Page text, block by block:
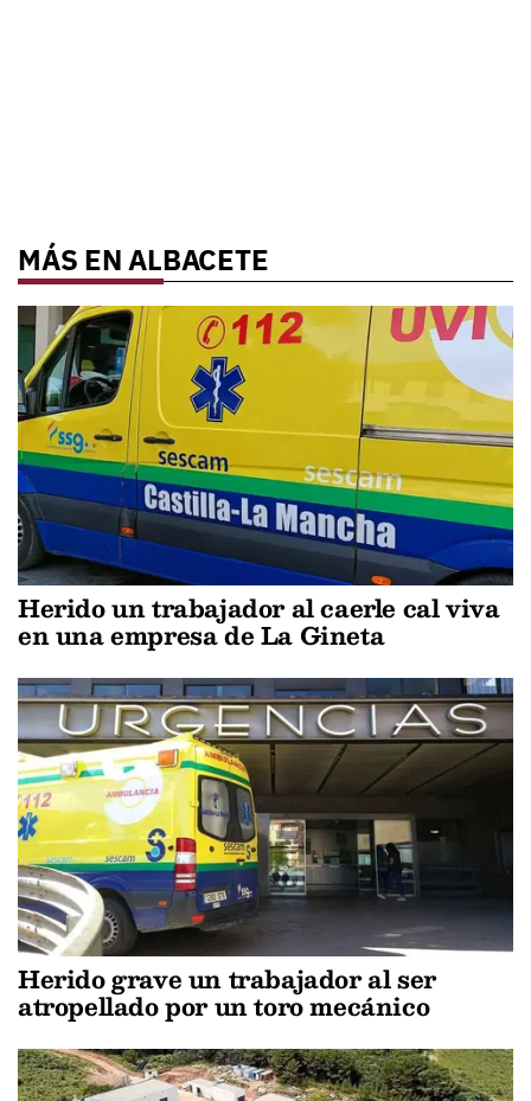
MÁS EN ALBACETE
Herido un trabajador al caerle cal viva
en una empresa de La Gineta
Herido grave un trabajador al ser
atropellado por un toro mecánico